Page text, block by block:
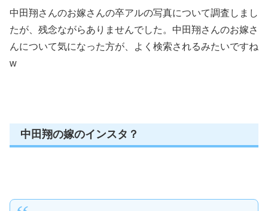
中田翔さんのお嫁さんの卒アルの写真について調査しまし
たが、残念ながらありませんでした。中田翔さんのお嫁さ
んについて気になった方が、よく検索されるみたいですね
w
中田翔の嫁のインスタ？